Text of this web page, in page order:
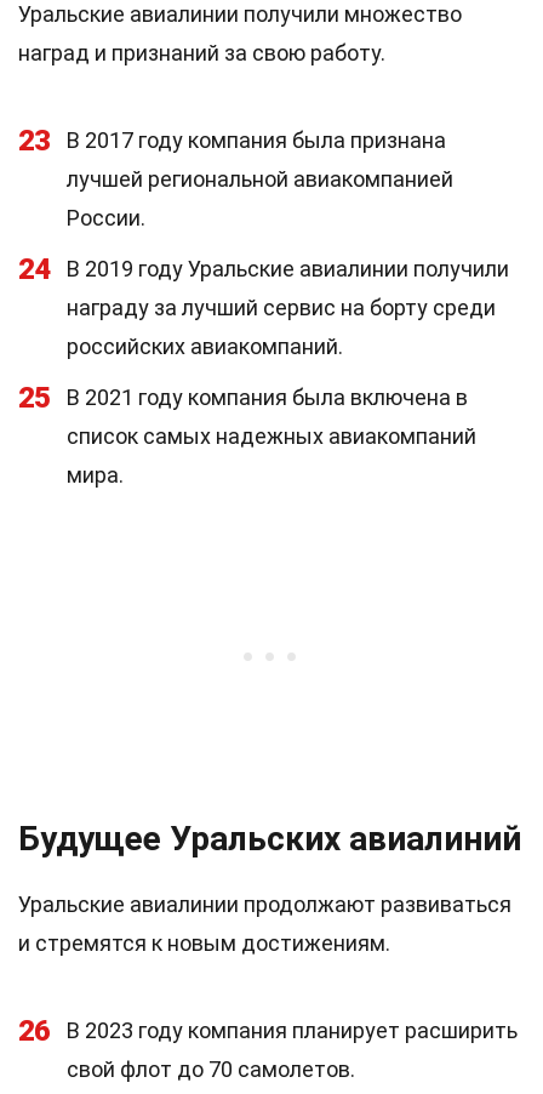
Уральские авиалинии получили множество
наград и признаний за свою работу.
23
В 2017 году компания была признана
лучшей региональной авиакомпанией
России.
24
В 2019 году Уральские авиалинии получили
награду за лучший сервис на борту среди
российских авиакомпаний.
25
В 2021 году компания была включена в
список самых надежных авиакомпаний
мира.
Будущее Уральских авиалиний
Уральские авиалинии продолжают развиваться
и стремятся к новым достижениям.
26
В 2023 году компания планирует расширить
свой флот до 70 самолетов.